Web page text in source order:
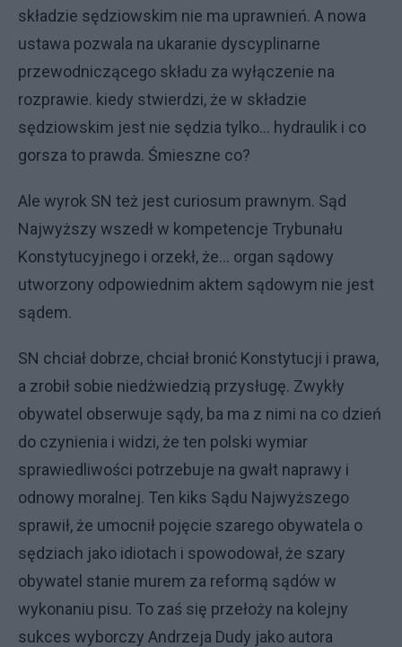
składzie sędziowskim nie ma uprawnień. A nowa
ustawa pozwala na ukaranie dyscyplinarne
przewodniczącego składu za wyłączenie na
rozprawie. kiedy stwierdzi, że w składzie
sędziowskim jest nie sędzia tylko... hydraulik i co
gorsza to prawda. Śmieszne co?
Ale wyrok SN też jest curiosum prawnym. Sąd
Najwyższy wszedł w kompetencje Trybunału
Konstytucyjnego i orzekł, że... organ sądowy
utworzony odpowiednim aktem sądowym nie jest
sądem.
SN chciał dobrze, chciał bronić Konstytucji i prawa,
a zrobił sobie niedżwiedzią przysługę. Zwykły
obywatel obserwuje sądy, ba ma z nimi na co dzień
do czynienia i widzi, że ten polski wymiar
sprawiedliwości potrzebuje na gwałt naprawy i
odnowy moralnej. Ten kiks Sądu Najwyższego
sprawił, że umocnił pojęcie szarego obywatela o
sędziach jako idiotach i spowodował, że szary
obywatel stanie murem za reformą sądów w
wykonaniu pisu. To zaś się przełoży na kolejny
sukces wyborczy Andrzeja Dudy jako autora